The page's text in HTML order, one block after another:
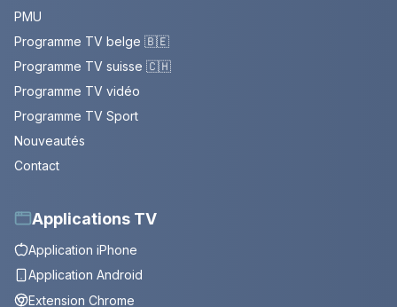
PMU
Programme TV belge 🇧🇪
Programme TV suisse 🇨🇭
Programme TV vidéo
Programme TV Sport
Nouveautés
Contact
Applications TV
Application iPhone
Application Android
Extension Chrome